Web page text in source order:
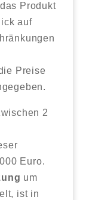
Produkt
auf
Preise
2
Euro.
um
ist in